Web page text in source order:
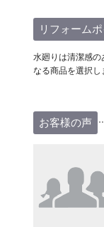
リフォームポ
水廻りは清潔感の
なる商品を選択し
お客様の声